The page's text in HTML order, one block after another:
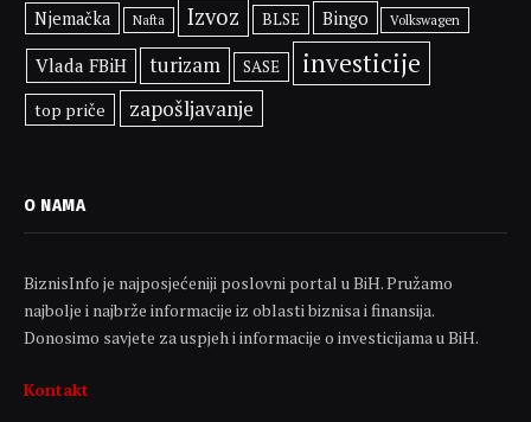
Njemačka Nafta Izvoz BLSE Bingo Volkswagen
Vlada FBiH turizam SASE investicije
top priče zapošljavanje
O NAMA
BiznisInfo je najposjećeniji poslovni portal u BiH. Pružamo
najbolje i najbrže informacije iz oblasti biznisa i finansija.
Donosimo savjete za uspjeh i informacije o investicijama u BiH.
Kontakt